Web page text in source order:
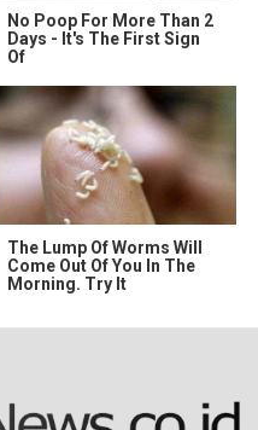
No Poop For More Than 2
Days - It's The First Sign
Of
The Lump Of Worms Will
Come Out Of You In The
Morning. Try It